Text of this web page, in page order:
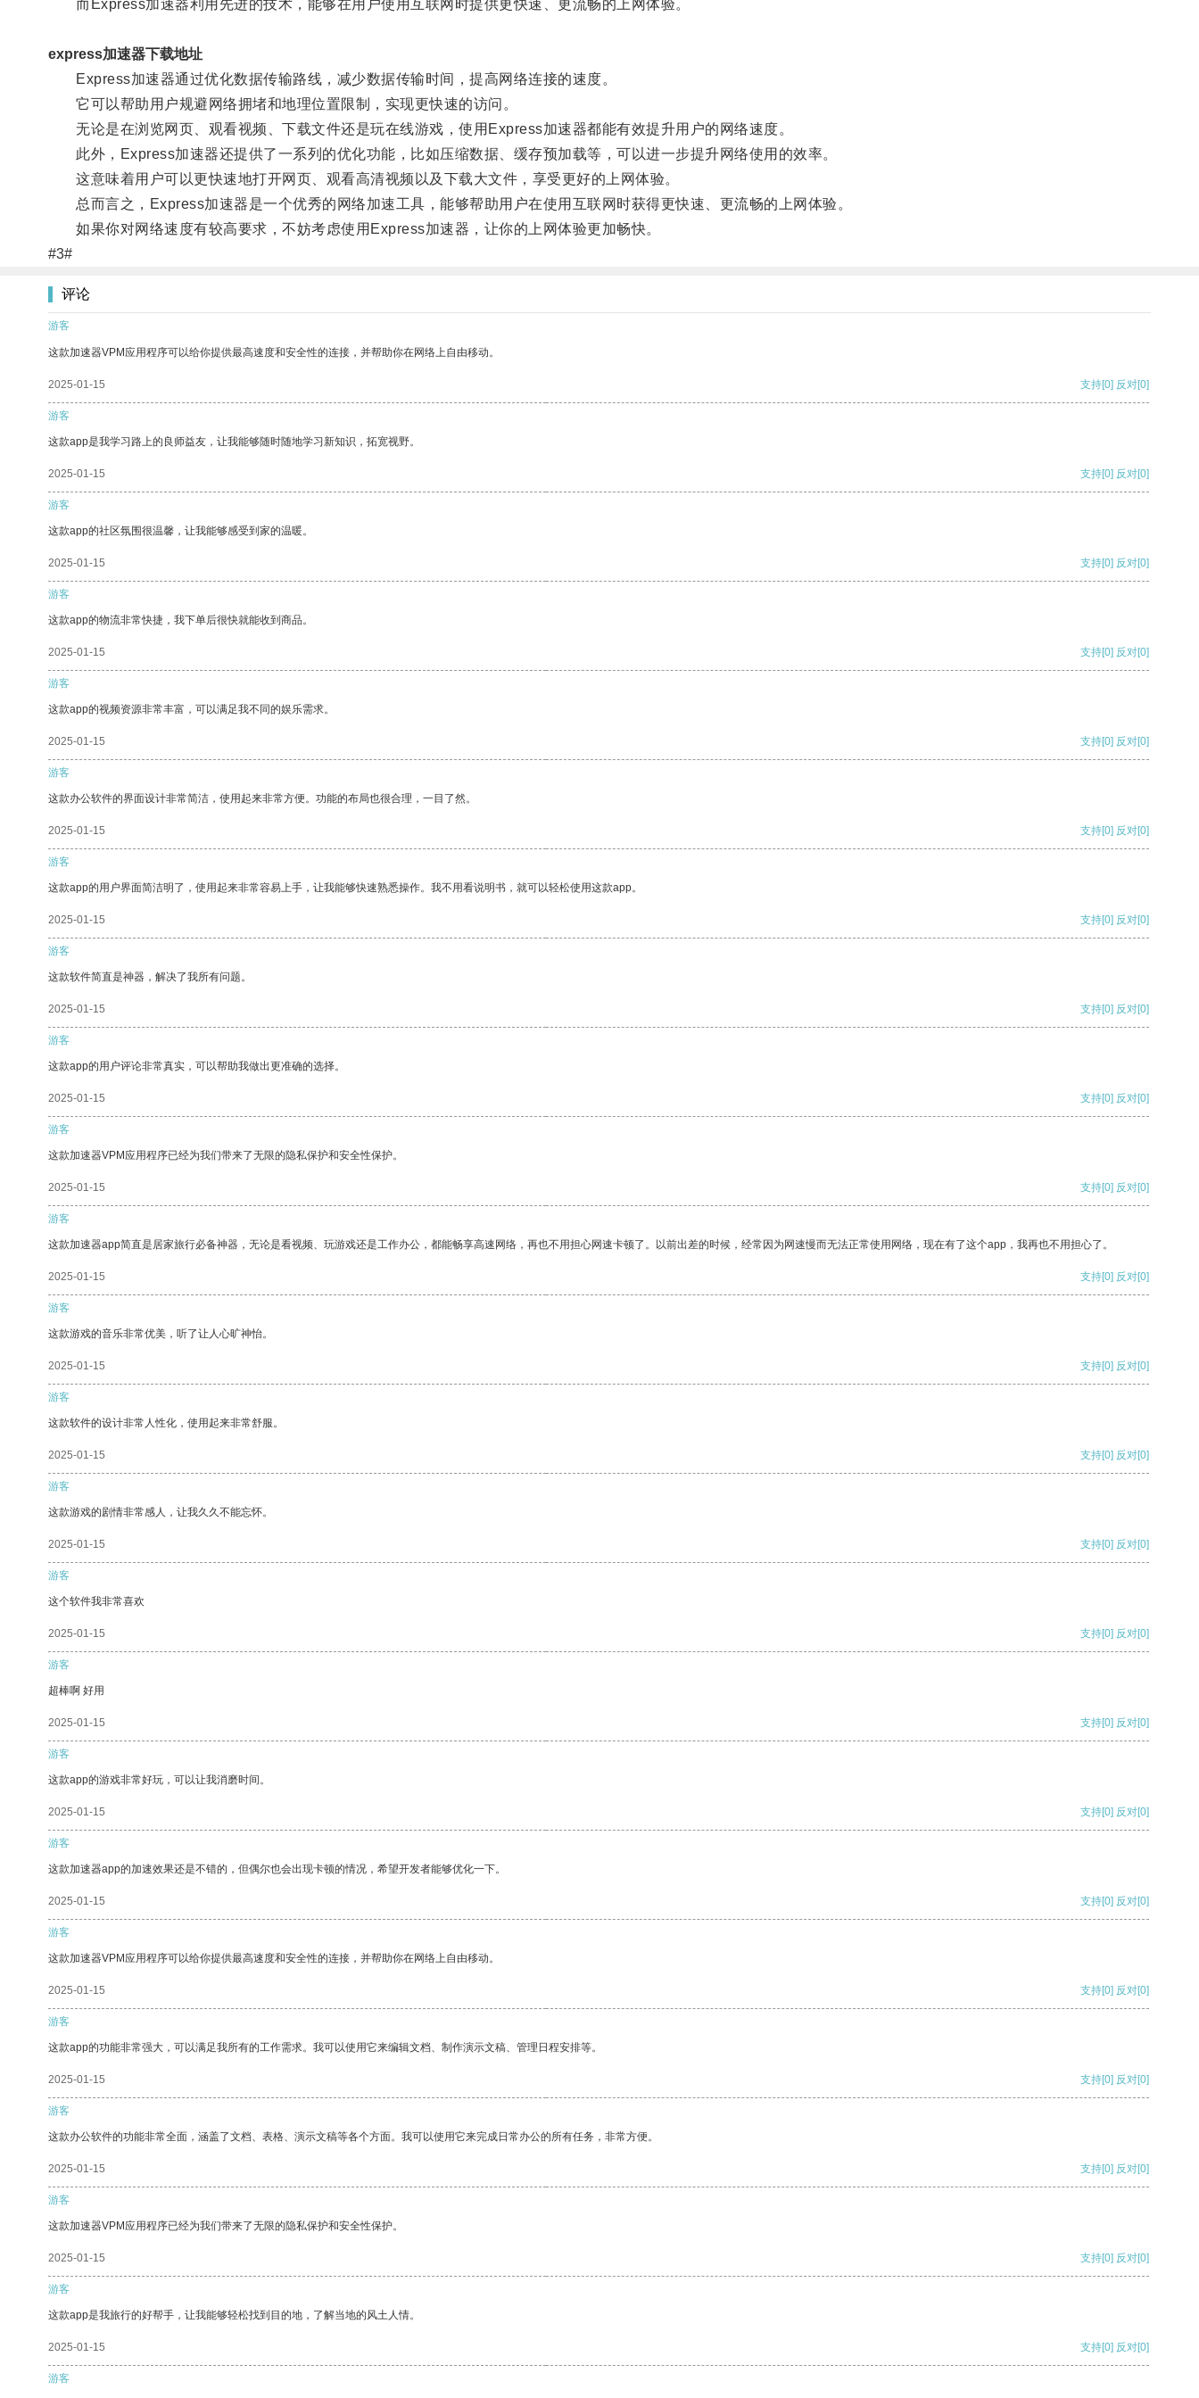
而Express加速器利用先进的技术，能够在用户使用互联网时提供更快速、更流畅的上网体验。
express加速器下载地址
Express加速器通过优化数据传输路线，减少数据传输时间，提高网络连接的速度。
它可以帮助用户规避网络拥堵和地理位置限制，实现更快速的访问。
无论是在浏览网页、观看视频、下载文件还是玩在线游戏，使用Express加速器都能有效提升用户的网络速度。
此外，Express加速器还提供了一系列的优化功能，比如压缩数据、缓存预加载等，可以进一步提升网络使用的效率。
这意味着用户可以更快速地打开网页、观看高清视频以及下载大文件，享受更好的上网体验。
总而言之，Express加速器是一个优秀的网络加速工具，能够帮助用户在使用互联网时获得更快速、更流畅的上网体验。
如果你对网络速度有较高要求，不妨考虑使用Express加速器，让你的上网体验更加畅快。
#3#
评论
游客
这款加速器VPM应用程序可以给你提供最高速度和安全性的连接，并帮助你在网络上自由移动。
2025-01-15 支持[0] 反对[0]
游客
这款app是我学习路上的良师益友，让我能够随时随地学习新知识，拓宽视野。
2025-01-15 支持[0] 反对[0]
游客
这款app的社区氛围很温馨，让我能够感受到家的温暖。
2025-01-15 支持[0] 反对[0]
游客
这款app的物流非常快捷，我下单后很快就能收到商品。
2025-01-15 支持[0] 反对[0]
游客
这款app的视频资源非常丰富，可以满足我不同的娱乐需求。
2025-01-15 支持[0] 反对[0]
游客
这款办公软件的界面设计非常简洁，使用起来非常方便。功能的布局也很合理，一目了然。
2025-01-15 支持[0] 反对[0]
游客
这款app的用户界面简洁明了，使用起来非常容易上手，让我能够快速熟悉操作。我不用看说明书，就可以轻松使用这款app。
2025-01-15 支持[0] 反对[0]
游客
这款软件简直是神器，解决了我所有问题。
2025-01-15 支持[0] 反对[0]
游客
这款app的用户评论非常真实，可以帮助我做出更准确的选择。
2025-01-15 支持[0] 反对[0]
游客
这款加速器VPM应用程序已经为我们带来了无限的隐私保护和安全性保护。
2025-01-15 支持[0] 反对[0]
游客
这款加速器app简直是居家旅行必备神器，无论是看视频、玩游戏还是工作办公，都能畅享高速网络，再也不用担心网速卡顿了。以前出差的时候，经常因为网速慢而无法正常使用网络，现在有了这个app，我再也不用担心了。
2025-01-15 支持[0] 反对[0]
游客
这款游戏的音乐非常优美，听了让人心旷神怡。
2025-01-15 支持[0] 反对[0]
游客
这款软件的设计非常人性化，使用起来非常舒服。
2025-01-15 支持[0] 反对[0]
游客
这款游戏的剧情非常感人，让我久久不能忘怀。
2025-01-15 支持[0] 反对[0]
游客
这个软件我非常喜欢
2025-01-15 支持[0] 反对[0]
游客
超棒啊 好用
2025-01-15 支持[0] 反对[0]
游客
这款app的游戏非常好玩，可以让我消磨时间。
2025-01-15 支持[0] 反对[0]
游客
这款加速器app的加速效果还是不错的，但偶尔也会出现卡顿的情况，希望开发者能够优化一下。
2025-01-15 支持[0] 反对[0]
游客
这款加速器VPM应用程序可以给你提供最高速度和安全性的连接，并帮助你在网络上自由移动。
2025-01-15 支持[0] 反对[0]
游客
这款app的功能非常强大，可以满足我所有的工作需求。我可以使用它来编辑文档、制作演示文稿、管理日程安排等。
2025-01-15 支持[0] 反对[0]
游客
这款办公软件的功能非常全面，涵盖了文档、表格、演示文稿等各个方面。我可以使用它来完成日常办公的所有任务，非常方便。
2025-01-15 支持[0] 反对[0]
游客
这款加速器VPM应用程序已经为我们带来了无限的隐私保护和安全性保护。
2025-01-15 支持[0] 反对[0]
游客
这款app是我旅行的好帮手，让我能够轻松找到目的地，了解当地的风土人情。
2025-01-15 支持[0] 反对[0]
游客